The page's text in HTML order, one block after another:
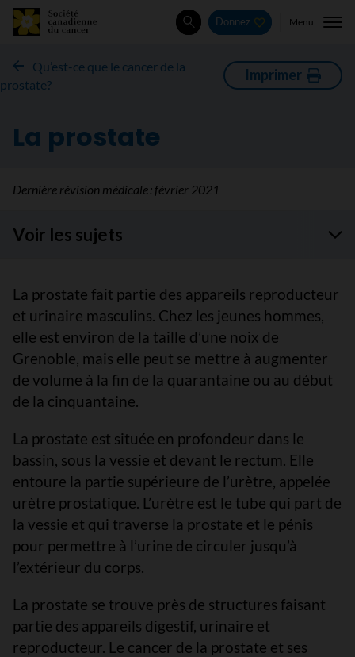
Rechercher
Donnez Menu
Qu’est-ce que le cancer de la
prostate?
Imprimer
La prostate
Dernière révision médicale : février 2021
Voir les sujets
La prostate fait partie des appareils reproducteur
et urinaire masculins. Chez les jeunes hommes,
elle est environ de la taille d’une noix de
Grenoble, mais elle peut se mettre à augmenter
de volume à la fin de la quarantaine ou au début
de la cinquantaine.
La prostate est située en profondeur dans le
bassin, sous la vessie et devant le rectum. Elle
entoure la partie supérieure de l’urètre, appelée
urètre prostatique. L’urètre est le tube qui part de
la vessie et qui traverse la prostate et le pénis
pour permettre à l’urine de circuler jusqu’à
l’extérieur du corps.
La prostate se trouve près de structures faisant
partie des appareils digestif, urinaire et
reproducteur. Le cancer de la prostate et ses